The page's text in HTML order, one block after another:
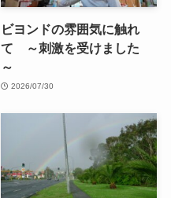
ビヨンドの雰囲気に触れ
て ～刺激を受けました
～
2026/07/30